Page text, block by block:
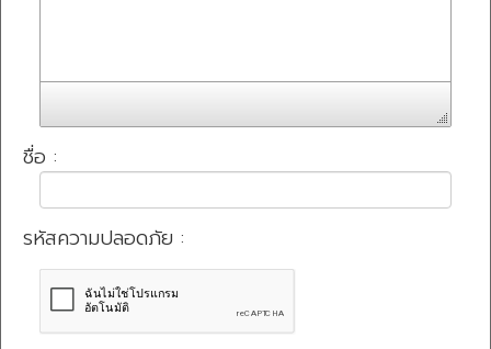
ชื่อ :
รหัสความปลอดภัย :